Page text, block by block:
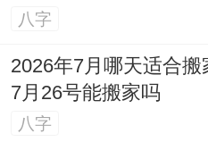
八字
2026年7月哪天适合
7月26号能搬家吗
八字